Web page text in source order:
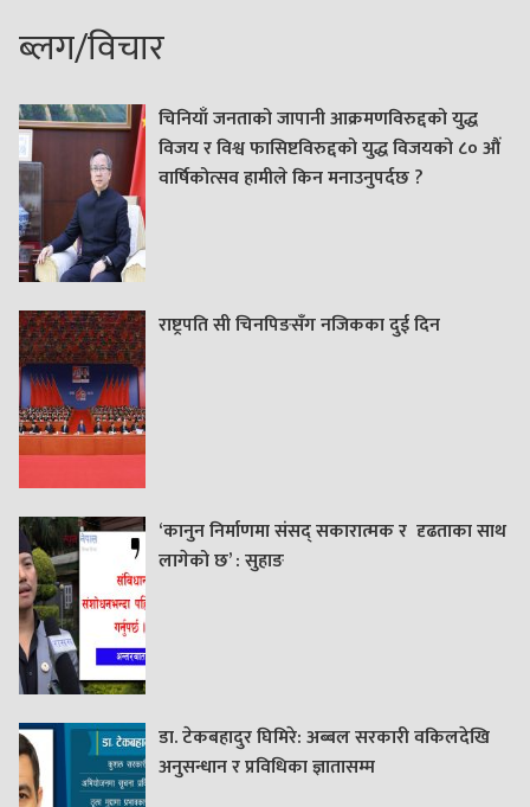
ब्लग/विचार
चिनियाँ जनताको जापानी आक्रमणविरुद्दको युद्ध
विजय र विश्व फासिष्टविरुद्दको युद्ध विजयको ८० औं
वार्षिकोत्सव हामीले किन मनाउनुपर्दछ ?
राष्ट्रपति सी चिनपिङसँग नजिकका दुई दिन
‘कानुन निर्माणमा संसद् सकारात्मक र दृढताका साथ
लागेको छ’ : सुहाङ
डा. टेकबहादुर घिमिरे: अब्बल सरकारी वकिलदेखि
अनुसन्धान र प्रविधिका ज्ञातासम्म